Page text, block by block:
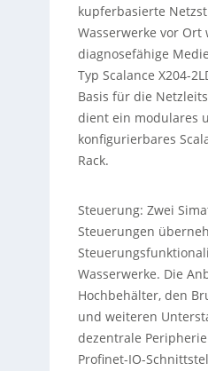
kupferbasierte
Wasserwerke vor Ort
diagnosefähige
Typ Scalance X204-
Basis für die
dient ein modulares
konfigurierbares
Rack.
Steuerung: Zwei
Steuerungen
Wasserwerke. Die
Hochbehälter, den
und weiteren
dezentrale
Profinet-IO-